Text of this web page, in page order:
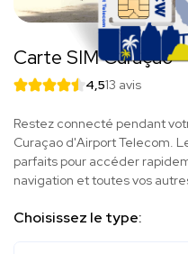
Carte SIM Curaçao
4,513 avis
Restez connecté pendant
Curaçao d'Airport Telecom.
parfaits pour accéder
navigation et toutes vos
Choisissez le type: